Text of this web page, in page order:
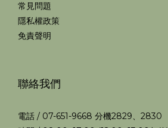
常見問題
隱私權政策
免責聲明
聯絡我們
電話 / 07-651-9668 分機2829、2830